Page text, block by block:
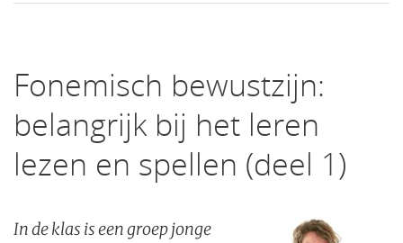
Fonemisch bewustzijn:
belangrijk bij het leren
lezen en spellen (deel 1)
In de klas is een groep jonge